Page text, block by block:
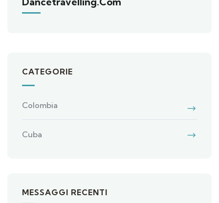
CATEGORIE
Colombia
Cuba
MESSAGGI RECENTI